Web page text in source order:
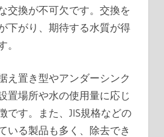
交換が不可欠です。交換を
下がり、期待する水質が得
。
え置き型やアンダーシンク
置場所や水の使用量に応じ
です。また、JIS規格などの
いる製品も多く、除去でき